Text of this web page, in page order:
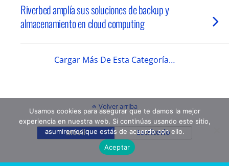
Riverbed amplía sus soluciones de backup y
almacenamiento en cloud computing
Cargar Más De Esta Categoría…
Volver arriba
Móvil Escritorio
Usamos cookies para asegurar que te damos la mejor
experiencia en nuestra web. Si continúas usando este sitio,
asumiremos que estás de acuerdo con ello.
Aceptar